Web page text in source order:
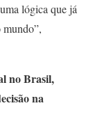
lógica que já
no Brasil,
na